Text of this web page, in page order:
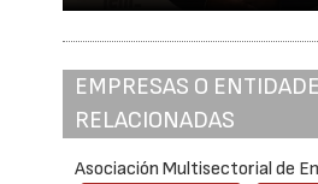
EMPRESAS O
RELACIONADAS
Asociación Multisectorial de